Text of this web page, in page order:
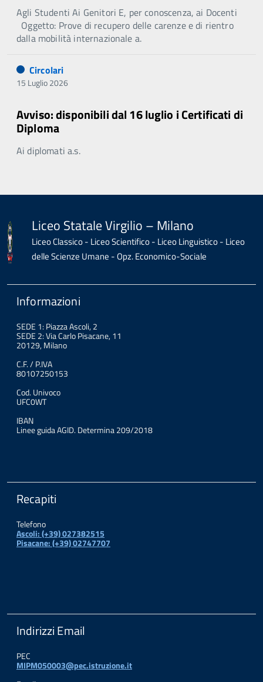
Agli Studenti Ai Genitori E, per conoscenza, ai Docenti
Oggetto: Prove di recupero delle carenze e di rientro
dalla mobilità internazionale a.
Circolari
15 Luglio 2026
Avviso: disponibili dal 16 luglio i Certificati di
Diploma
Ai diplomati a.s.
Liceo Statale Virgilio – Milano
Liceo Classico - Liceo Scientifico - Liceo Linguistico - Liceo
delle Scienze Umane - Opz. Economico-Sociale
Informazioni
SEDE 1: Piazza Ascoli, 2
SEDE 2: Via Carlo Pisacane, 11
20129, Milano
C.F. / P.IVA
80107250153
Cod. Univoco
UFC0WT
IBAN
Linee guida AGID. Determina 209/2018
Recapiti
Telefono
Ascoli: (+39) 027382515
Pisacane: (+39) 02747707
Indirizzi Email
PEC
MIPM050003@pec.istruzione.it